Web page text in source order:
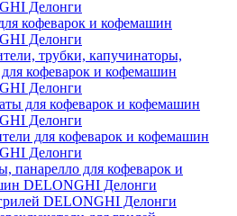
Делонги
кофеварок и кофемашин
Делонги
трубки, капучинаторы,
для кофеварок и кофемашин
Делонги
для кофеварок и кофемашин
Делонги
для кофеварок и кофемашин
Делонги
панарелло для кофеварок и
DELONGHI Делонги
DELONGHI Делонги